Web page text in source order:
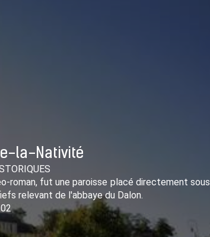
la-Nativité
fut une paroisse placé directement sous
relevant de l'abbaye du Dalon.